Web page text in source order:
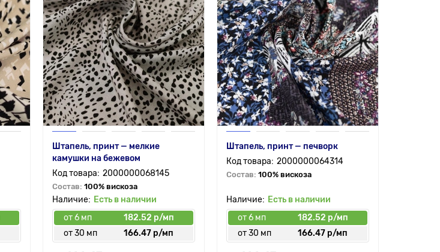
Штапель, принт — мелкие
камушки на бежевом
2000000068145
Состав: 100% вискоза
Есть в наличии
от 6 мп
182.52 р/мп
от 30 мп
166.47 р/мп
Штапель, принт — печворк
2000000064314
Состав: 100% вискоза
Есть в наличии
от 6 мп
182.52 р/мп
от 30 мп
166.47 р/мп